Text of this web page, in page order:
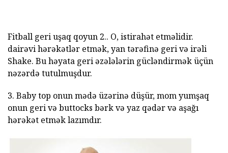
Fitball geri uşaq qoyun 2.. O, istirahət etməlidir.
dairəvi hərəkətlər etmək, yan tərəfinə geri və irəli
Shake. Bu həyata geri əzələlərin gücləndirmək üçün
nəzərdə tutulmuşdur.
3. Baby top onun mədə üzərinə düşür, mom yumşaq
onun geri və buttocks bərk və yaz qədər və aşağı
hərəkət etmək lazımdır.